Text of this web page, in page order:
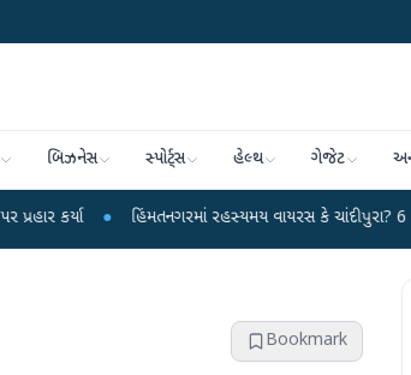
બિઝનેસ સ્પોર્ટ્સ હેલ્થ ગેજેટ
● હિંમતનગરમાં રહસ્યમય વાયરસ કે ચાંદીપુરા? 6 બાળકોના મોતથી
Bookmark